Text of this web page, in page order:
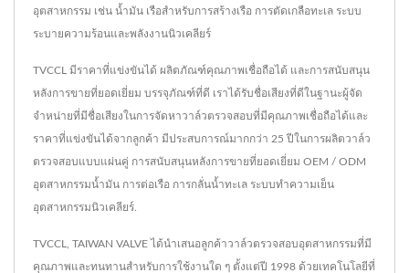
อุตสาหกรรม เช่น น้ำมัน เรือสำหรับการสร้างเรือ การตัดเกลือทะเล ระบบ
ระบายความร้อนและพลังงานนิวเคลียร์
TVCCL มีราคาที่แข่งขันได้ ผลิตภัณฑ์คุณภาพเชื่อถือได้ และการสนับสนุน
หลังการขายที่ยอดเยี่ยม บรรจุภัณฑ์ที่ดี เราได้รับชื่อเสียงที่ดีในฐานะผู้จัด
จำหน่ายที่มีชื่อเสียงในการจัดหาวาล์วตรวจสอบที่มีคุณภาพเชื่อถือได้และ
ราคาที่แข่งขันได้จากลูกค้า มีประสบการณ์มากกว่า 25 ปีในการผลิตวาล์ว
ตรวจสอบแบบแผ่นคู่ การสนับสนุนหลังการขายที่ยอดเยี่ยม OEM / ODM
อุตสาหกรรมน้ำมัน การต่อเรือ การกลั่นน้ำทะเล ระบบทำความเย็น
อุตสาหกรรมนิวเคลียร์.
TVCCL, TAIWAN VALVE ได้นำเสนอลูกค้าวาล์วตรวจสอบอุตสาหกรรมที่มี
คุณภาพและทนทานสำหรับการใช้งานใด ๆ ตั้งแต่ปี 1998 ด้วยเทคโนโลยีที่